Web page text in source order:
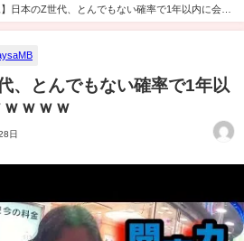
】日本のZ世代、とんでもない確率で1年以内に会社
、とんでもない確率で1年以
ｗｗｗ
日